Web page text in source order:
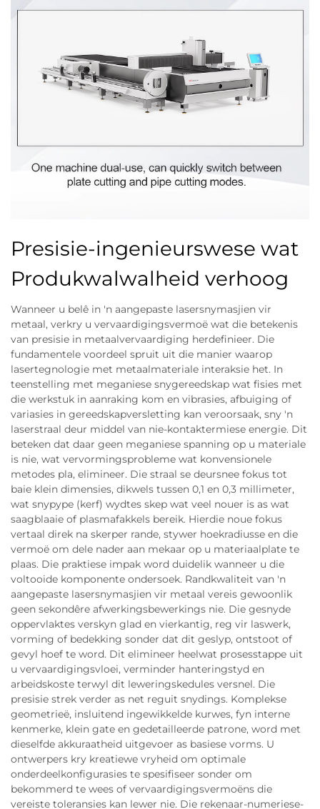
Presisie-ingenieurswese wat
Produkwalwalheid verhoog
Wanneer u belê in 'n aangepaste lasersnymasjien vir
metaal, verkry u vervaardigingsvermoë wat die betekenis
van presisie in metaalvervaardiging herdefinieer. Die
fundamentele voordeel spruit uit die manier waarop
lasertegnologie met metaalmateriale interaksie het. In
teenstelling met meganiese snygereedskap wat fisies met
die werkstuk in aanraking kom en vibrasies, afbuiging of
variasies in gereedskapversletting kan veroorsaak, sny 'n
laserstraal deur middel van nie-kontaktermiese energie. Dit
beteken dat daar geen meganiese spanning op u materiale
is nie, wat vervormingsprobleme wat konvensionele
metodes pla, elimineer. Die straal se deursnee fokus tot
baie klein dimensies, dikwels tussen 0,1 en 0,3 millimeter,
wat snypype (kerf) wydtes skep wat veel nouer is as wat
saagblaaie of plasmafakkels bereik. Hierdie noue fokus
vertaal direk na skerper rande, stywer hoekradiusse en die
vermoë om dele nader aan mekaar op u materiaalplate te
plaas. Die praktiese impak word duidelik wanneer u die
voltooide komponente ondersoek. Randkwaliteit van 'n
aangepaste lasersnymasjien vir metaal vereis gewoonlik
geen sekondêre afwerkingsbewerkings nie. Die gesnyde
oppervlaktes verskyn glad en vierkantig, reg vir laswerk,
vorming of bedekking sonder dat dit geslyp, ontstoot of
gevyl hoef te word. Dit elimineer heelwat prosesstappe uit
u vervaardigingsvloei, verminder hanteringstyd en
arbeidskoste terwyl dit leweringskedules versnel. Die
presisie strek verder as net reguit snydings. Komplekse
geometrieë, insluitend ingewikkelde kurwes, fyn interne
kenmerke, klein gate en gedetailleerde patrone, word met
dieselfde akkuraatheid uitgevoer as basiese vorms. U
ontwerpers kry kreatiewe vryheid om optimale
onderdeelkonfigurasies te spesifiseer sonder om
bekommerd te wees of vervaardigingsvermoëns die
vereiste toleransies kan lewer nie. Die rekenaar-numeriese-